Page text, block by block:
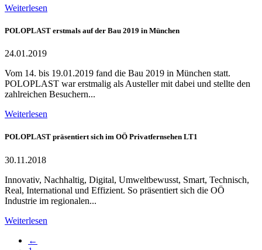
Weiterlesen
POLOPLAST erstmals auf der Bau 2019 in München
24.01.2019
Vom 14. bis 19.01.2019 fand die Bau 2019 in München statt.
POLOPLAST war erstmalig als Austeller mit dabei und stellte den
zahlreichen Besuchern...
Weiterlesen
POLOPLAST präsentiert sich im OÖ Privatfernsehen LT1
30.11.2018
Innovativ, Nachhaltig, Digital, Umweltbewusst, Smart, Technisch,
Real, International und Effizient. So präsentiert sich die OÖ
Industrie im regionalen...
Weiterlesen
←